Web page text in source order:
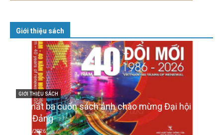
Giới thiệu sách
GIỚI THIỆU SÁCH
Quản trị nhân tài – Từ lý thuyết đến thực tiễn
08/12/2025